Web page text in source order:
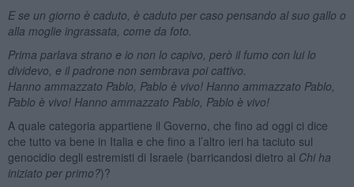
E se un giorno è caduto, è caduto per caso pensando al suo gallo o
alla moglie ingrassata, come da foto.
Prima parlava strano e io non lo capivo, però il fumo con lui lo
dividevo, e il padrone non sembrava poi cattivo.
Hanno ammazzato Pablo, Pablo è vivo! Hanno ammazzato Pablo,
Pablo è vivo! Hanno ammazzato Pablo, Pablo è vivo!
A quale categoria appartiene il Governo, che fino ad oggi ci dice
che tutto va bene in Italia e che fino a l’altro ieri ha taciuto sul
genocidio degli estremisti di Israele (barricandosi dietro al Chi ha
iniziato per primo?)?